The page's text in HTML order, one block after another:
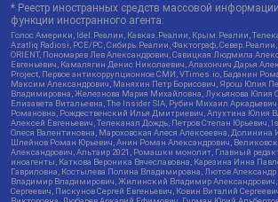
* Реестр иностранных средств массовой
функции иностранного агента:
Голос Америки, Idel.Реалии, Кавказ.Реалии, Крым.Реалии,
Azatliq Radiosi, PCE/PC, Сибирь.Реалии, Фактограф,
ORIENT, Пономарев Лев Александрович, Савицкая Людмила
Евгеньевич, Камалягин Денис Николаевич, Апахончич Дарья
Project, Первое антикоррупционное СМИ, VTimes.io, Баданин
Максим Александрович, Маняхин Петр Борисович, Ярош Юлия
Владимировна, Железнова Мария Михайловна, Лукьянова Юлия
Елизавета Витальевна, The Insider SIA, Рубин Михаил
Романовна, Рождественский Илья Дмитриевич, Апухтина Юлия
Алексей Евгеньевич, Телеканал Дождь, Петров Степан Юрьевич,
Олеся Валентиновна, Мароховская Алеся Алексеевна, Долинина
Шлейнов Роман Юрьевич, Анин Роман Александрович,
Александрович, Альтаир 2021, Ромашки монолит, Главный
иноагенты, Каткова Вероника Вячеславовна, Карезина Инна
Гавриловна, Костылева Полина Владимировна, Лютов
Владимир Владимирович, Жилинский Владимир Александрович,
Сергеевич, Пискунов Сергей Евгеньевич, Ковин Виталий